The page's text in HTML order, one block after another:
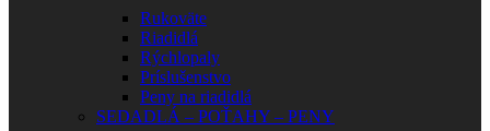
Rukoväte
Riadidlá
Rýchlopaly
Príslušenstvo
Peny na riadidlá
SEDADLÁ – POŤAHY – PENY